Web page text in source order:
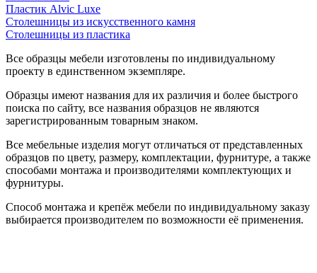
Пластик Alvic Luxe
Столешницы из искусственного камня
Столешницы из пластика
Все образцы мебели изготовлены по индивидуальному
проекту в единственном экземпляре.
Образцы имеют названия для их различия и более быстрого
поиска по сайту, все названия образцов не являются
зарегистрированным товарным знаком.
Все мебельные изделия могут отличаться от представленных
образцов по цвету, размеру, комплектации, фурнитуре, а также
способами монтажа и производителями комплектующих и
фурнитуры.
Способ монтажа и крепёж мебели по индивидуальному заказу
выбирается производителем по возможности её применения.